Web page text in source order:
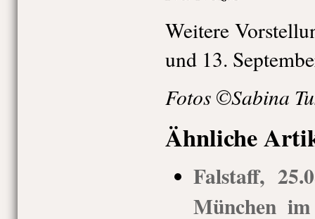
Weitere
und 13.
Fotos ©Sabina
Ähnliche
Falstaff,
München